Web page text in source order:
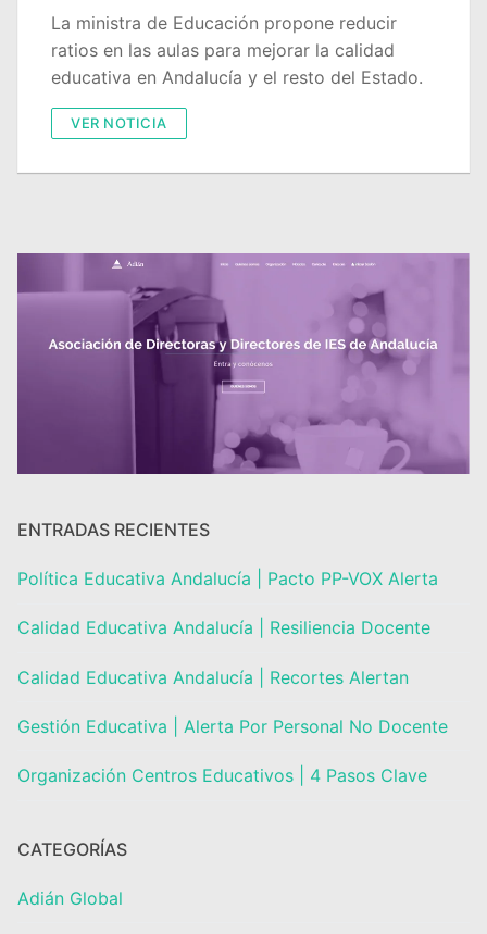
La ministra de Educación propone reducir
ratios en las aulas para mejorar la calidad
educativa en Andalucía y el resto del Estado.
VER NOTICIA
ENTRADAS RECIENTES
Política Educativa Andalucía | Pacto PP-VOX Alerta
Calidad Educativa Andalucía | Resiliencia Docente
Calidad Educativa Andalucía | Recortes Alertan
Gestión Educativa | Alerta Por Personal No Docente
Organización Centros Educativos | 4 Pasos Clave
CATEGORÍAS
Adián Global